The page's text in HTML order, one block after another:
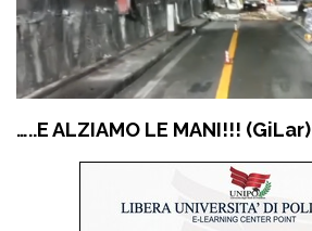
…..E ALZIAMO LE MANI!!! (GiLar)